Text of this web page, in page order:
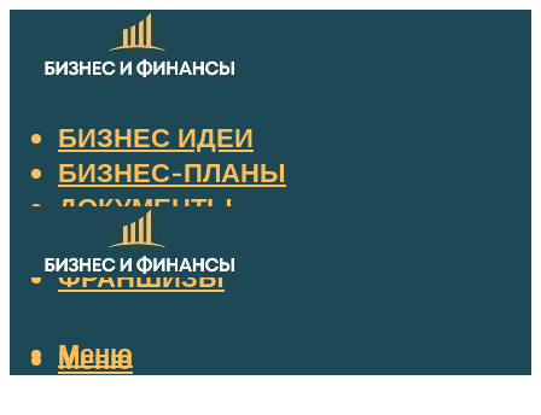
БИЗНЕС ИДЕИ
БИЗНЕС-ПЛАНЫ
ДОКУМЕНТЫ
НАЛОГИ
ФРАНШИЗЫ
Меню
Меню